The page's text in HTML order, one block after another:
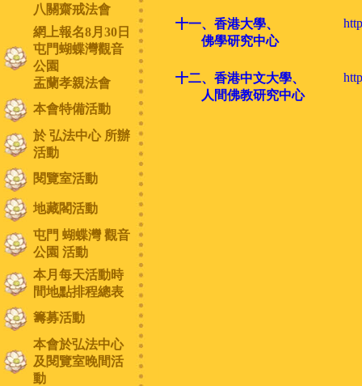
八關齋戒法會
網上報名8月30日
屯門蝴蝶灣觀音
公園
盂蘭孝親法會
本會特備活動
於 弘法中心 所辦
活動
閱覽室活動
地藏閣活動
屯門 蝴蝶灣 觀音
公園 活動
本月每天活動時
間地點排程總表
籌募活動
本會於弘法中心
及閱覽室晚間活
動
十一、香港大學、
佛學研究中心
十二、香港中文大學、
人間佛教研究中心